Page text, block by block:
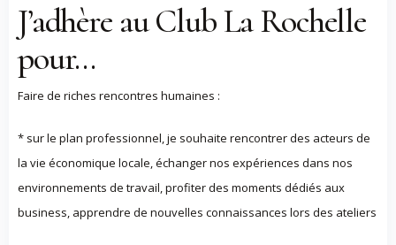
J’adhère au Club La Rochelle
pour…
Faire de riches rencontres humaines :
* sur le plan professionnel, je souhaite rencontrer des acteurs de
la vie économique locale, échanger nos expériences dans nos
environnements de travail, profiter des moments dédiés aux
business, apprendre de nouvelles connaissances lors des ateliers